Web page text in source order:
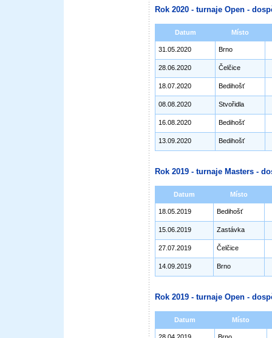
Rok 2020 - turnaje Open -
Datum Místo
31.05.2020 Brno
28.06.2020 Čelčice
18.07.2020 Bedihošť
08.08.2020 Stvořidla
16.08.2020 Bedihošť
13.09.2020 Bedihošť
Rok 2019 - turnaje Masters -
Datum Místo
18.05.2019 Bedihošť
15.06.2019 Zastávka
27.07.2019 Čelčice
14.09.2019 Brno
Rok 2019 - turnaje Open -
Datum Místo